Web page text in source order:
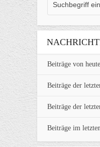
Beiträge von heute
Beiträge der
Beiträge der
Beiträge im